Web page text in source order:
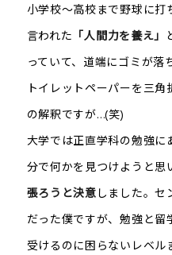
小学校～高校まで野球に打
言われた 「人間力を養え」
っていて、道端にゴミが落
トイレットペーパーを三
の解釈ですが…(笑)
大学では正直学科の勉強に
分で何かを見つけようと思
張ろうと決意しました。セ
だった僕ですが、勉強と留
受けるのに困らないレベル